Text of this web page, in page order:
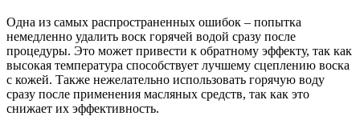
Одна из самых распространенных ошибок – попытка
немедленно удалить воск горячей водой сразу после
процедуры. Это может привести к обратному эффекту, так как
высокая температура способствует лучшему сцеплению воска
с кожей. Также нежелательно использовать горячую воду
сразу после применения масляных средств, так как это
снижает их эффективность.